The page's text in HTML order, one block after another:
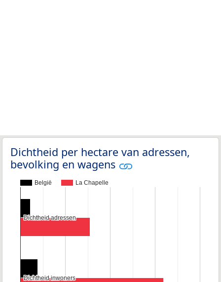
Dichtheid per hectare van adressen,
bevolking en wagens
België La Chapelle
Dichtheid adressen
Dichtheid adressen
Dichtheid inwoners
Dichtheid inwoners